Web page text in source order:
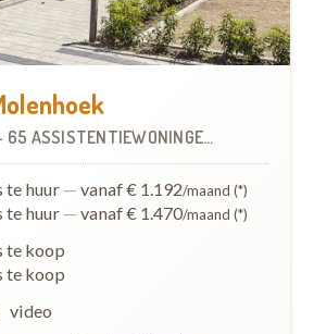
65 ASSISTENTIEWONINGEN
te huur — vanaf € 1.192/maand (*)
te huur — vanaf € 1.470/maand (*)
te koop
te koop
video